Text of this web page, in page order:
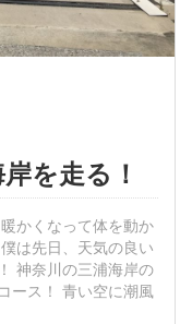
を走る！
かくなって体を動か
は先日、天気の良い
神奈川の三浦海岸の
ース！ 青い空に潮風